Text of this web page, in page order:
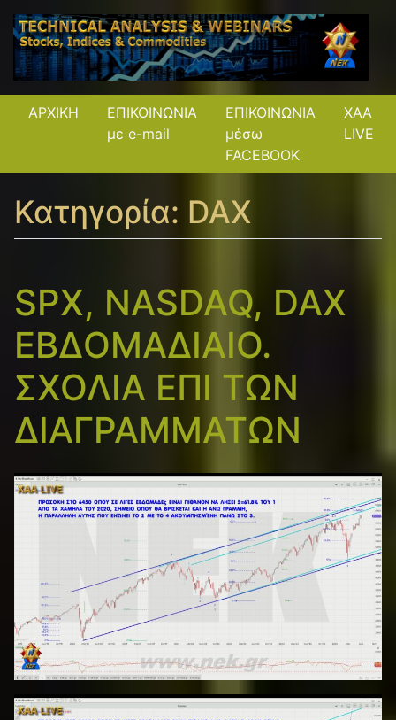
ΑΡΧΙΚΗ
ΕΠΙΚΟΙΝΩΝΙΑ
με e-mail
ΕΠΙΚΟΙΝΩΝΙΑ
μέσω
FACEBOOK
XAA
LIVE
Κατηγορία: DAX
SPX, NASDAQ, DAX
ΕΒΔΟΜΑΔΙΑΙΟ.
ΣΧΟΛΙΑ ΕΠΙ ΤΩΝ
ΔΙΑΓΡΑΜΜΑΤΩΝ